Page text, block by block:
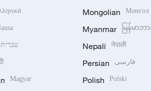
עברית
Magyar
Mongolian Монгол
Myanmar မြန်မာဘ
Nepali नेपाली
Persian فارسی
Polish Polski